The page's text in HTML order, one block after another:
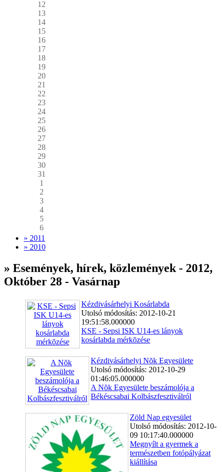
12
13
14
15
16
17
18
19
20
21
22
23
24
25
26
27
28
29
30
31
1
2
3
4
5
6
» 2011
» 2010
» Események, hírek, közlemények - 2012,
Október 28 - Vasárnap
Kézdivásárhelyi Kosárlabda
Utolsó módosítás: 2012-10-21
19:51:58.000000
KSE - Sepsi ISK U14-es lányok
kosárlabda mérkõzése
Kézdivásárhelyi Nõk Egyesülete
Utolsó módosítás: 2012-10-29
01:46:05.000000
A Nõk Egyesülete beszámolója a
Békéscsabai Kolbászfesztiválról
Zöld Nap egyesület
Utolsó módosítás: 2012-10-
09 10:17:40.000000
Megnyílt a gyermek a
természetben fotópályázat
kiállítása